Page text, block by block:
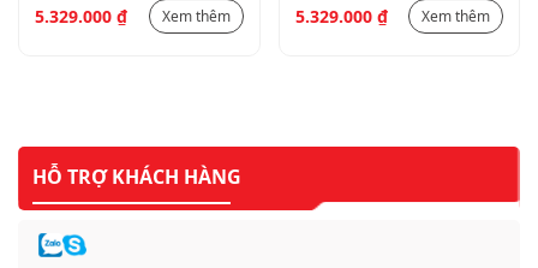
5.329.000 ₫ Xem thêm 5.329.000 ₫ Xem thêm
HỖ TRỢ KHÁCH HÀNG